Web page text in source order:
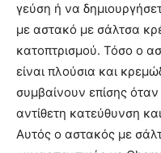
γεύση ή να
με αστακό με σάλτσα
κατοπτρισμού. Τόσο ο
είναι πλούσια και
συμβαίνουν επίσης
αντίθετη κατεύθυνση
Αυτός ο αστακός με